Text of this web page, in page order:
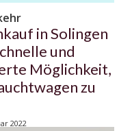
in Solingen
und
Möglichkeit,
zu
2022